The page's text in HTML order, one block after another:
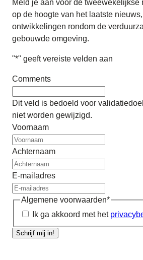
Meld je aan voor de tweewekelijkse
op de hoogte van het laatste
ontwikkelingen rondom de
gebouwde omgeving.
"*" geeft vereiste velden aan
Comments
Dit veld is bedoeld voor
niet worden gewijzigd.
Voornaam
Achternaam
E-mailadres
Algemene voorwaarden*
Ik ga akkoord met het
Schrijf mij in!